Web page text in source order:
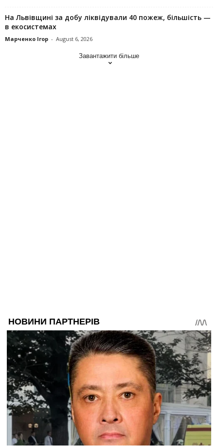
На Львівщині за добу ліквідували 40 пожеж, більшість —
в екосистемах
Марченко Ігор - August 6, 2026
Завантажити більше